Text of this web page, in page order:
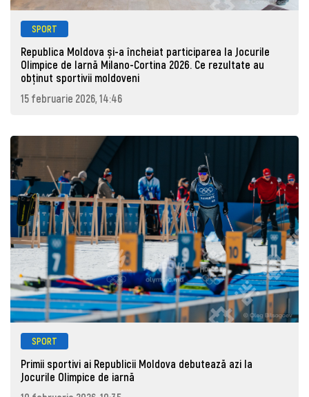
SPORT
Republica Moldova și-a încheiat participarea la Jocurile
Olimpice de Iarnă Milano-Cortina 2026. Ce rezultate au
obținut sportivii moldoveni
15 februarie 2026, 14:46
SPORT
Primii sportivi ai Republicii Moldova debutează azi la
Jocurile Olimpice de iarnă